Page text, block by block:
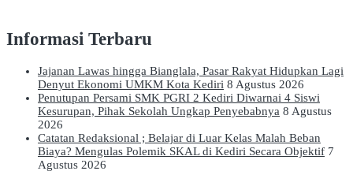
Informasi Terbaru
Jajanan Lawas hingga Bianglala, Pasar Rakyat Hidupkan Lagi
Denyut Ekonomi UMKM Kota Kediri 8 Agustus 2026
Penutupan Persami SMK PGRI 2 Kediri Diwarnai 4 Siswi
Kesurupan, Pihak Sekolah Ungkap Penyebabnya 8 Agustus
2026
Catatan Redaksional ; Belajar di Luar Kelas Malah Beban
Biaya? Mengulas Polemik SKAL di Kediri Secara Objektif 7
Agustus 2026